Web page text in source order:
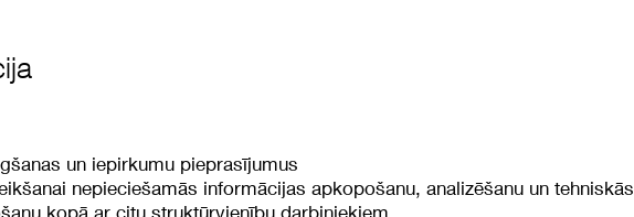
un iepirkumu pieprasījumus
nepieciešamās informācijas apkopošanu, analizēšanu un tehniskās
kopā ar citu struktūrvienību darbiniekiem